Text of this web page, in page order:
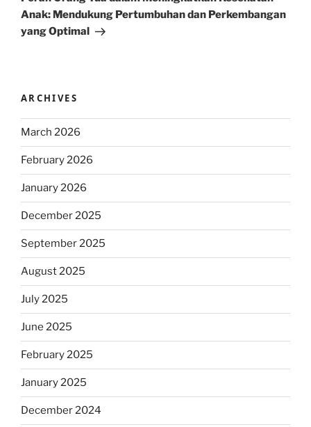
Anak: Mendukung Pertumbuhan dan Perkembangan
yang Optimal
ARCHIVES
March 2026
February 2026
January 2026
December 2025
September 2025
August 2025
July 2025
June 2025
February 2025
January 2025
December 2024